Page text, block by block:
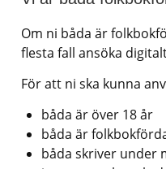
Om ni båda är
flesta fall ansöka
För att ni ska kunna
båda är över 18 år
båda är
båda skriver under